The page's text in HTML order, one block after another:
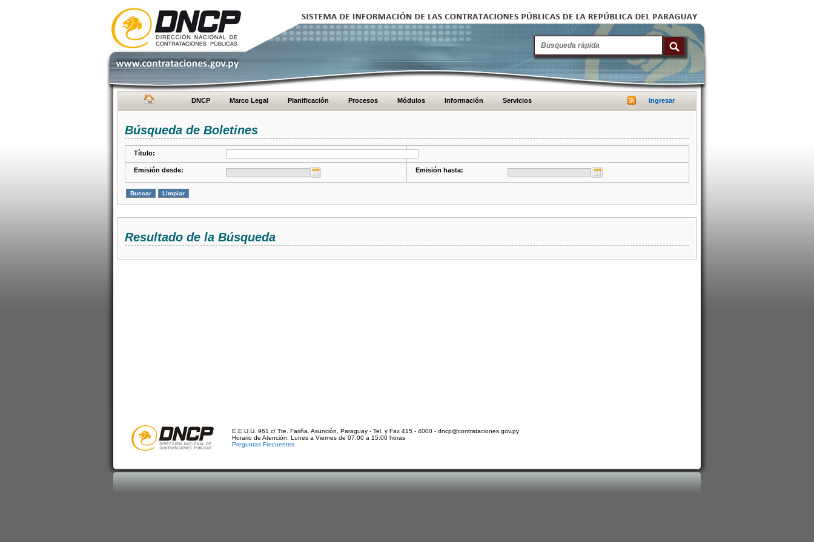
DNCP Marco Legal Planificación Procesos Módulos Información Servicios Ingresar
Búsqueda de Boletines
Título:
Emisión desde: Emisión hasta:
Resultado de la Búsqueda
E.E.U.U. 961 c/ Tte. Fariña. Asunción, Paraguay - Tel. y Fax 415 - 4000 - dncp@contrataciones.gov.py
Horario de Atención: Lunes a Viernes de 07:00 a 15:00 horas
Preguntas Frecuentes